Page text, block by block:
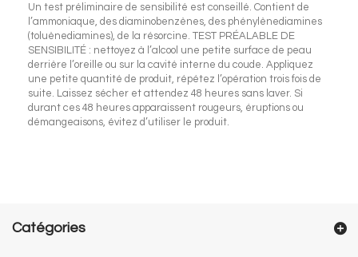
Un test préliminaire de sensibilité est conseillé. Contient de
l’ammoniaque, des diaminobenzènes, des phénylènediamines
(toluènediamines), de la résorcine. TEST PRÉALABLE DE
SENSIBILITÉ : nettoyez à l’alcool une petite surface de peau
derrière l’oreille ou sur la cavité interne du coude. Appliquez
une petite quantité de produit, répétez l’opération trois fois de
suite. Laissez sécher et attendez 48 heures sans laver. Si
durant ces 48 heures apparaissent rougeurs, éruptions ou
démangeaisons, évitez d’utiliser le produit.
Catégories